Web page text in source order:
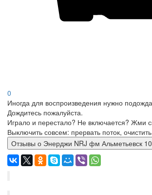
0
Иногда для воспроизведения нужно
Дождитесь пожалуйста.
Играло и перестало? Не включается? Жми
Выключить совсем: прервать поток,
Отзывы о Энерджи NRJ фм Альметьевск